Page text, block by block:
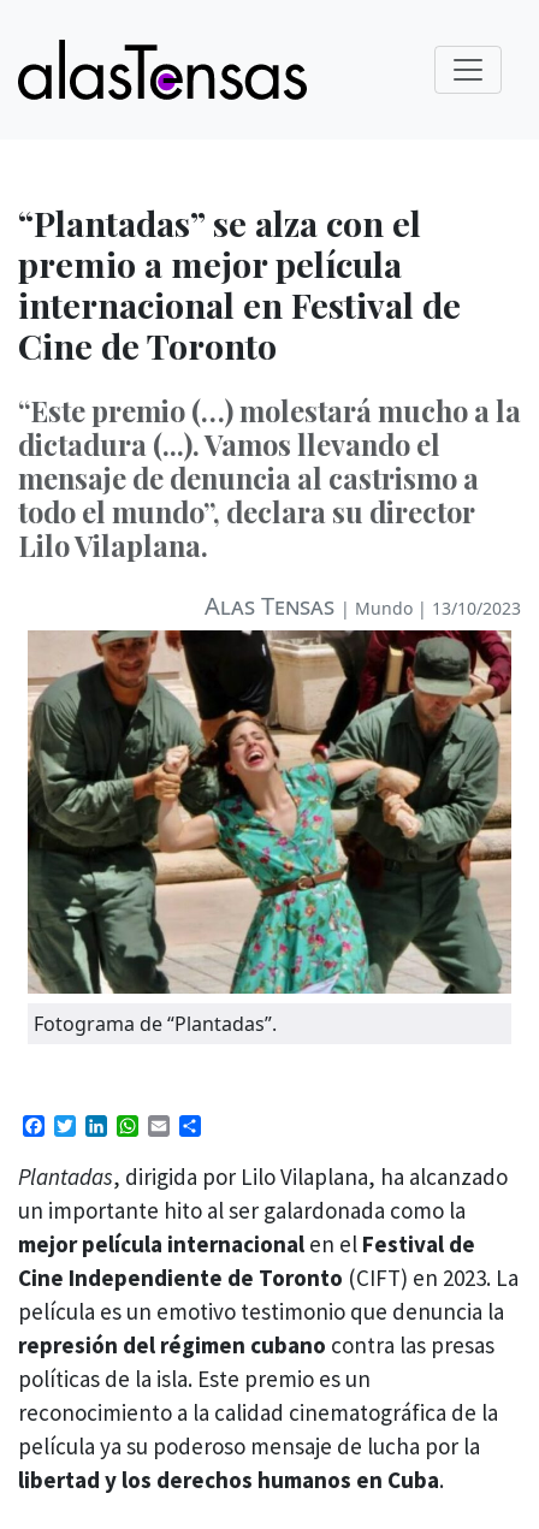
“Plantadas” se alza con el
premio a mejor película
internacional en Festival de
Cine de Toronto
“Este premio (…) molestará mucho a la
dictadura (...). Vamos llevando el
mensaje de denuncia al castrismo a
todo el mundo”, declara su director
Lilo Vilaplana.
Alas Tensas | Mundo | 13/10/2023
Fotograma de “Plantadas”.
Facebook
TwitterLinkedIn
WhatsApp
Email
Plantadas, dirigida por Lilo Vilaplana, ha alcanzado
un importante hito al ser galardonada como la
mejor película internacional en el Festival de
Cine Independiente de Toronto (CIFT) en 2023. La
película es un emotivo testimonio que denuncia la
represión del régimen cubano contra las presas
políticas de la isla. Este premio es un
reconocimiento a la calidad cinematográfica de la
película ya su poderoso mensaje de lucha por la
libertad y los derechos humanos en Cuba.